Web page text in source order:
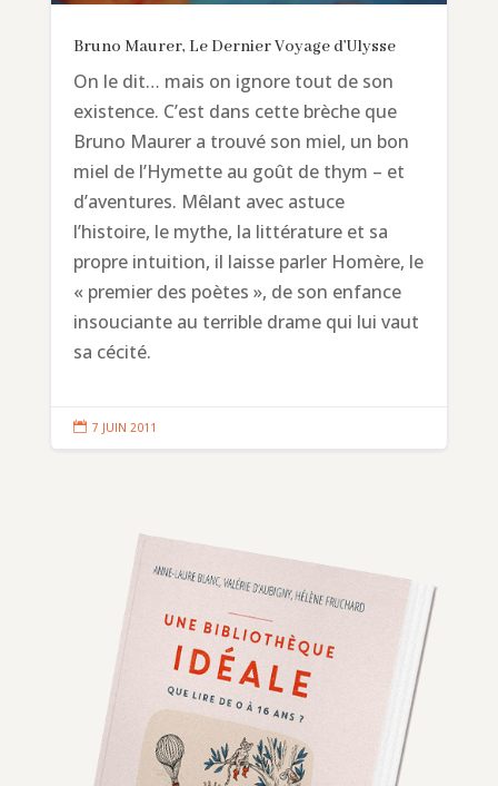
Bruno Maurer, Le Dernier Voyage d’Ulysse
On le dit… mais on ignore tout de son
existence. C’est dans cette brèche que
Bruno Maurer a trouvé son miel, un bon
miel de l’Hymette au goût de thym – et
d’aventures. Mêlant avec astuce
l’histoire, le mythe, la littérature et sa
propre intuition, il laisse parler Homère, le
« premier des poètes », de son enfance
insouciante au terrible drame qui lui vaut
sa cécité.
 7 JUIN 2011